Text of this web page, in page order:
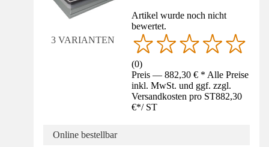
3 VARIANTEN
Artikel wurde noch nicht
bewertet.
(0)
Preis — 882,30 € * Alle Preise
inkl. MwSt. und ggf. zzgl.
Versandkosten pro ST882,30
€*/ ST
Online bestellbar